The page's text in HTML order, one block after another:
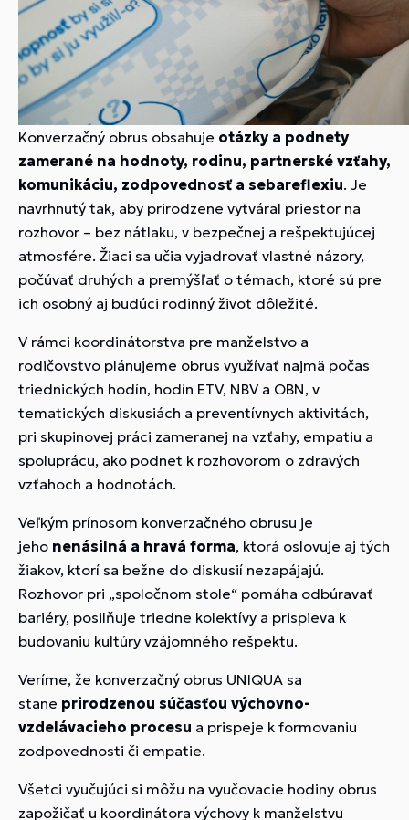
Konverzačný obrus obsahuje otázky a podnety
zamerané na hodnoty, rodinu, partnerské vzťahy,
komunikáciu, zodpovednosť a sebareflexiu. Je
navrhnutý tak, aby prirodzene vytváral priestor na
rozhovor – bez nátlaku, v bezpečnej a rešpektujúcej
atmosfére. Žiaci sa učia vyjadrovať vlastné názory,
počúvať druhých a premýšľať o témach, ktoré sú pre
ich osobný aj budúci rodinný život dôležité.
V rámci koordinátorstva pre manželstvo a
rodičovstvo plánujeme obrus využívať najmä počas
triednických hodín, hodín ETV, NBV a OBN, v
tematických diskusiách a preventívnych aktivitách,
pri skupinovej práci zameranej na vzťahy, empatiu a
spoluprácu, ako podnet k rozhovorom o zdravých
vzťahoch a hodnotách.
Veľkým prínosom konverzačného obrusu je
jeho nenásilná a hravá forma, ktorá oslovuje aj tých
žiakov, ktorí sa bežne do diskusií nezapájajú.
Rozhovor pri „spoločnom stole“ pomáha odbúravať
bariéry, posilňuje triedne kolektívy a prispieva k
budovaniu kultúry vzájomného rešpektu.
Veríme, že konverzačný obrus UNIQUA sa
stane prirodzenou súčasťou výchovno-
vzdelávacieho procesu a prispeje k formovaniu
zodpovednosti či empatie.
Všetci vyučujúci si môžu na vyučovacie hodiny obrus
zapožičať u koordinátora výchovy k manželstvu